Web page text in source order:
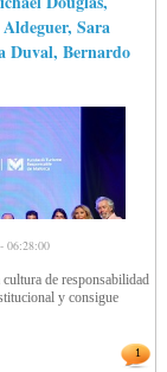
Sara
Duval, Bernardo
06:28:00
de responsabilidad
y consigue
1